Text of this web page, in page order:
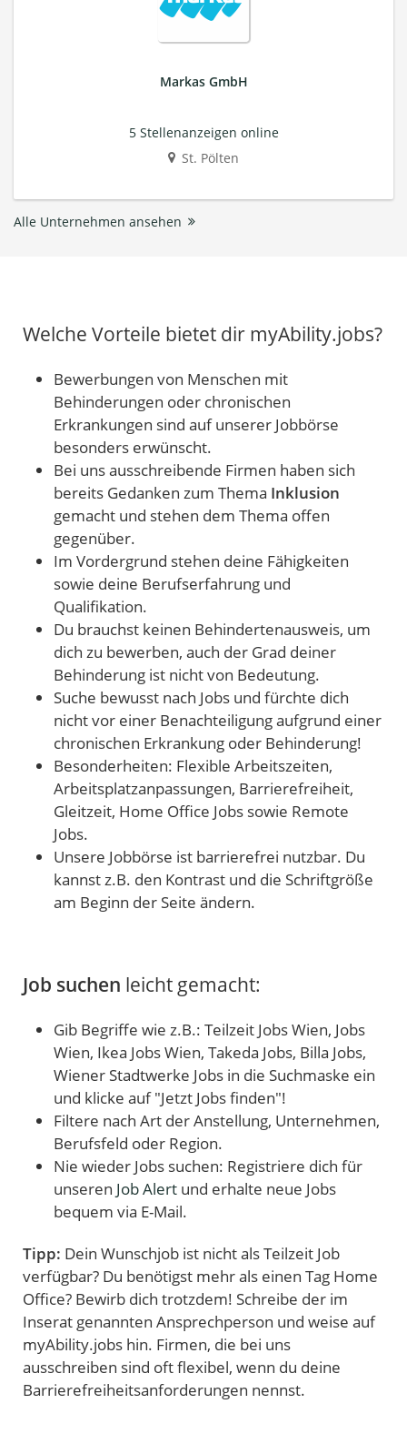
Markas GmbH
5 Stellenanzeigen online
St. Pölten
Alle Unternehmen ansehen
Welche Vorteile bietet dir myAbility.jobs?
Bewerbungen von Menschen mit
Behinderungen oder chronischen
Erkrankungen sind auf unserer Jobbörse
besonders erwünscht.
Bei uns ausschreibende Firmen haben sich
bereits Gedanken zum Thema Inklusion
gemacht und stehen dem Thema offen
gegenüber.
Im Vordergrund stehen deine Fähigkeiten
sowie deine Berufserfahrung und
Qualifikation.
Du brauchst keinen Behindertenausweis, um
dich zu bewerben, auch der Grad deiner
Behinderung ist nicht von Bedeutung.
Suche bewusst nach Jobs und fürchte dich
nicht vor einer Benachteiligung aufgrund einer
chronischen Erkrankung oder Behinderung!
Besonderheiten: Flexible Arbeitszeiten,
Arbeitsplatzanpassungen, Barrierefreiheit,
Gleitzeit, Home Office Jobs sowie Remote
Jobs.
Unsere Jobbörse ist barrierefrei nutzbar. Du
kannst z.B. den Kontrast und die Schriftgröße
am Beginn der Seite ändern.
Job suchen leicht gemacht:
Gib Begriffe wie z.B.: Teilzeit Jobs Wien, Jobs
Wien, Ikea Jobs Wien, Takeda Jobs, Billa Jobs,
Wiener Stadtwerke Jobs in die Suchmaske ein
und klicke auf "Jetzt Jobs finden"!
Filtere nach Art der Anstellung, Unternehmen,
Berufsfeld oder Region.
Nie wieder Jobs suchen: Registriere dich für
unseren Job Alertund erhalte neue Jobs
bequem via E-Mail.
Tipp: Dein Wunschjob ist nicht als Teilzeit Job
verfügbar? Du benötigst mehr als einen Tag Home
Office? Bewirb dich trotzdem! Schreibe der im
Inserat genannten Ansprechperson und weise auf
myAbility.jobs hin. Firmen, die bei uns
ausschreiben sind oft flexibel, wenn du deine
Barrierefreiheitsanforderungen nennst.